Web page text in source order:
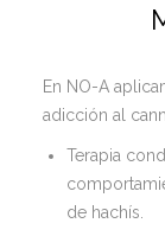
En NO-A
adicción al
Terapia
de hachís.